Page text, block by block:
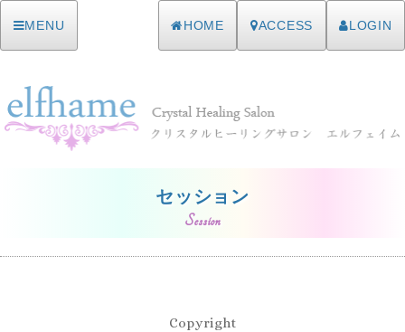
MENU HOME ACCESS LOGIN
セッション
Session
Copyright